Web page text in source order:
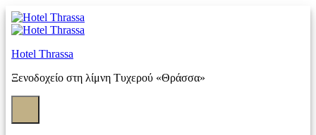
Skip
to
content
Hotel Thrassa
Ξενοδοχείο στη λίμνη Τυχερού «Θράσσα»